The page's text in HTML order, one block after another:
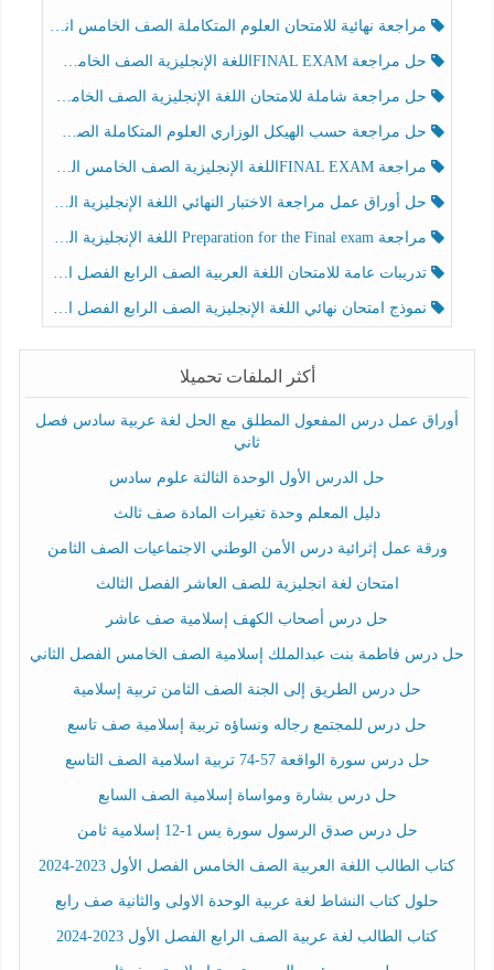
مراجعة نهائية للامتحان العلوم المتكاملة الصف الخامس انسبير الفصل الثالث
حل مراجعة FINAL EXAMاللغة الإنجليزية الصف الخامس الفصل الثالث
حل مراجعة شاملة للامتحان اللغة الإنجليزية الصف الخامس الفصل الثالث
حل مراجعة حسب الهيكل الوزاري العلوم المتكاملة الصف الخامس عام الفصل الثالث
مراجعة FINAL EXAMاللغة الإنجليزية الصف الخامس الفصل الثالث
حل أوراق عمل مراجعة الاختبار النهائي اللغة الإنجليزية الصف الرابع الفصل الثالث
مراجعة Preparation for the Final exam اللغة الإنجليزية الصف الرابع الفصل الثالث
تدريبات عامة للامتحان اللغة العربية الصف الرابع الفصل الثالث
نموذج امتحان نهائي اللغة الإنجليزية الصف الرابع الفصل الثالث
أكثر الملفات تحميلا
أوراق عمل درس المفعول المطلق مع الحل لغة عربية سادس فصل
ثاني
حل الدرس الأول الوحدة الثالثة علوم سادس
دليل المعلم وحدة تغيرات المادة صف ثالث
ورقة عمل إثرائية درس الأمن الوطني الاجتماعيات الصف الثامن
امتحان لغة انجليزية للصف العاشر الفصل الثالث
حل درس أصحاب الكهف إسلامية صف عاشر
حل درس فاطمة بنت عبدالملك إسلامية الصف الخامس الفصل الثاني
حل درس الطريق إلى الجنة الصف الثامن تربية إسلامية
حل درس للمجتمع رجاله ونساؤه تربية إسلامية صف تاسع
حل درس سورة الواقعة 57-74 تربية اسلامية الصف التاسع
حل درس بشارة ومواساة إسلامية الصف السابع
حل درس صدق الرسول سورة يس 1-12 إسلامية ثامن
كتاب الطالب اللغة العربية الصف الخامس الفصل الأول 2023-2024
حلول كتاب النشاط لغة عربية الوحدة الاولى والثانية صف رابع
كتاب الطالب لغة عربية الصف الرابع الفصل الأول 2023-2024